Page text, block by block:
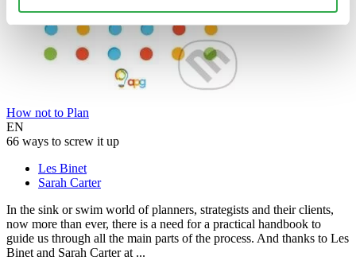
How not to Plan
EN
66 ways to screw it up
Les Binet
Sarah Carter
In the sink or swim world of planners, strategists and their clients,
now more than ever, there is a need for a practical handbook to
guide us through all the main parts of the process. And thanks to Les
Binet and Sarah Carter at ...